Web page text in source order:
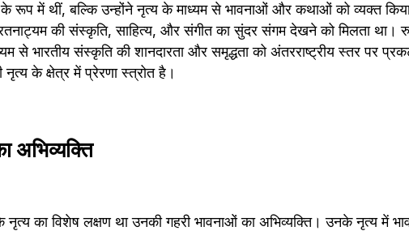
के रूप में थीं, बल्कि उन्होंने नृत्य के माध्यम से भावनाओं और कथाओं को व्यक्त
की संस्कृति, साहित्य, और संगीत का सुंदर संगम देखने को मिलता था।
से भारतीय संस्कृति की शानदारता और समृद्धता को अंतरराष्ट्रीय स्तर पर
के क्षेत्र में प्रेरणा स्त्रोत है।
अभिव्यक्ति
का विशेष लक्षण था उनकी गहरी भावनाओं का अभिव्यक्ति। उनके नृत्य में